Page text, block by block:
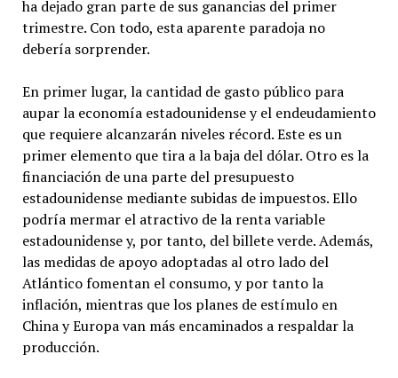
ha dejado gran parte de sus ganancias del primer
trimestre. Con todo, esta aparente paradoja no
debería sorprender.
En primer lugar, la cantidad de gasto público para
aupar la economía estadounidense y el endeudamiento
que requiere alcanzarán niveles récord. Este es un
primer elemento que tira a la baja del dólar. Otro es la
financiación de una parte del presupuesto
estadounidense mediante subidas de impuestos. Ello
podría mermar el atractivo de la renta variable
estadounidense y, por tanto, del billete verde. Además,
las medidas de apoyo adoptadas al otro lado del
Atlántico fomentan el consumo, y por tanto la
inflación, mientras que los planes de estímulo en
China y Europa van más encaminados a respaldar la
producción.